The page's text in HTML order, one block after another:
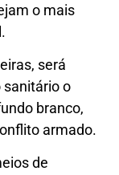
o mais
será
sanitário o
branco,
armado.
de